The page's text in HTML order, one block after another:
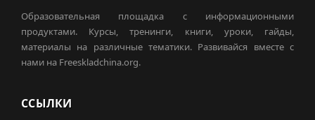
Образовательная площадка с информационными
продуктами. Курсы, тренинги, книги, уроки, гайды,
материалы на различные тематики. Развивайся вместе с
нами на Freeskladchina.org.
ССЫЛКИ